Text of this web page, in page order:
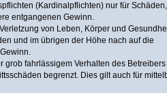
(Kardinalpflichten) nur für
entgangenen Gewinn.
von Leben, Körper und
und im übrigen der Höhe nach auf die
fahrlässigem Verhalten des
begrenzt. Dies gilt auch für